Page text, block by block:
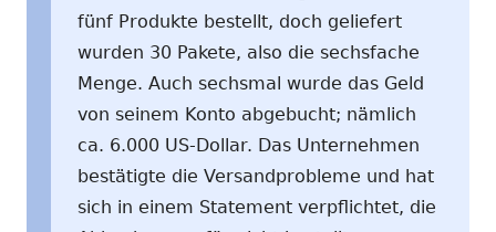
fünf Produkte bestellt, doch geliefert
wurden 30 Pakete, also die sechsfache
Menge. Auch sechsmal wurde das Geld
von seinem Konto abgebucht; nämlich
ca. 6.000 US-Dollar. Das Unternehmen
bestätigte die Versandprobleme und hat
sich in einem Statement verpflichtet, die